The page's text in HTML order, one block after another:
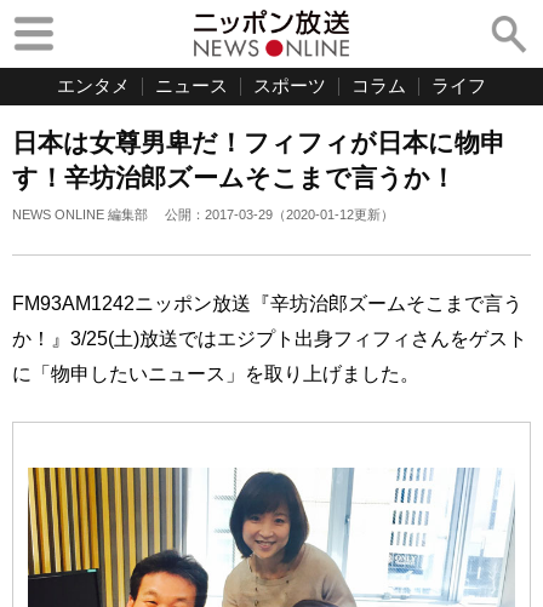
エンタメ ニュース スポーツ コラム ライフ
日本は女尊男卑だ！フィフィが日本に物申
す！辛坊治郎ズームそこまで言うか！
NEWS ONLINE 編集部 公開： 2017-03-29 （2020-01-12更新）
FM93AM1242ニッポン放送『辛坊治郎ズームそこまで言う
か！』3/25(土)放送ではエジプト出身フィフィさんをゲスト
に「物申したいニュース」を取り上げました。